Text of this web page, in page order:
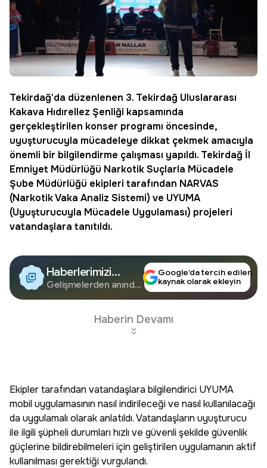
Tekirdağ'da düzenlenen 3. Tekirdağ Uluslararası
Kakava Hıdırellez Şenliği kapsamında
gerçekleştirilen konser programı öncesinde,
uyuşturucuyla mücadeleye dikkat çekmek amacıyla
önemli bir bilgilendirme çalışması yapıldı. Tekirdağ İl
Emniyet Müdürlüğü Narkotik Suçlarla Mücadele
Şube Müdürlüğü ekipleri tarafından NARVAS
(Narkotik Vaka Analiz Sistemi) ve UYUMA
(Uyuşturucuyla Mücadele Uygulaması) projeleri
vatandaşlara tanıtıldı.
Haberlerimizi
Google'da Takip
Edin
Gelişmelerden anında
Google’da tercih edilen
kaynak olarak ekleyin
Haberin Devamı
Ekipler tarafından vatandaşlara bilgilendirici UYUMA
mobil uygulamasının nasıl indirileceği ve nasıl kullanılacağı
da uygulamalı olarak anlatıldı. Vatandaşların uyuşturucu
ile ilgili şüpheli durumları hızlı ve güvenli şekilde güvenlik
güçlerine bildirebilmeleri için geliştirilen uygulamanın aktif
kullanılması gerektiği vurgulandı.